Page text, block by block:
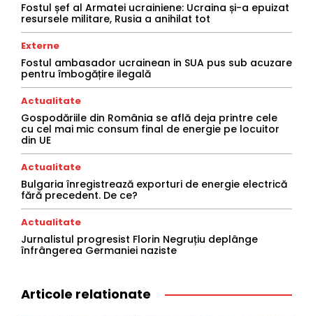
Fostul șef al Armatei ucrainiene: Ucraina și-a epuizat
resursele militare, Rusia a anihilat tot
Externe
Fostul ambasador ucrainean in SUA pus sub acuzare
pentru îmbogățire ilegală
Actualitate
Gospodăriile din România se află deja printre cele
cu cel mai mic consum final de energie pe locuitor
din UE
Actualitate
Bulgaria înregistrează exporturi de energie electrică
fără precedent. De ce?
Actualitate
Jurnalistul progresist Florin Negruțiu deplânge
înfrângerea Germaniei naziste
Articole relationate